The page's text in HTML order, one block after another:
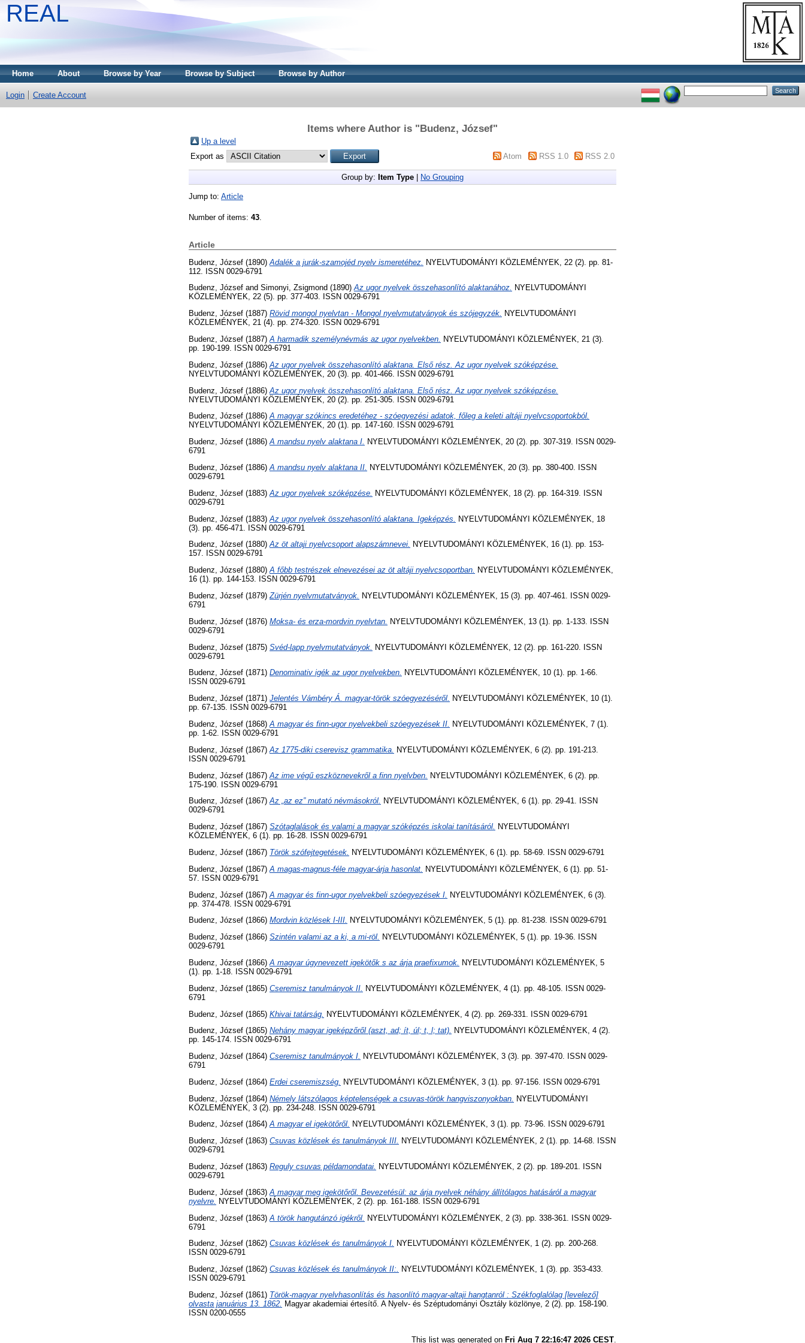
REAL
Home About Browse by Year Browse by Subject Browse by Author
Login Create Account
Items where Author is "Budenz, József"
Up a level
Export as
Atom RSS 1.0 RSS 2.0
Group by: Item Type No Grouping
Jump to: Article
Number of items: 43
Article
Budenz, József (1890) Adalék a jurák-szamojéd nyelv ismeretéhez. NYELVTUDOMÁNYI KÖZLEMÉNYEK, 22 (2). pp. 81-
112. ISSN 0029-6791
Budenz, József and Simonyi, Zsigmond (1890)Az ugor nyelvek összehasonlító alaktanához. NYELVTUDOMÁNYI
KÖZLEMÉNYEK, 22 (5). pp. 377-403. ISSN 0029-6791
Budenz, József (1887) Rövid mongol nyelvtan - Mongol nyelvmutatványok és szójegyzék. NYELVTUDOMÁNYI
KÖZLEMÉNYEK, 21 (4). pp. 274-320. ISSN 0029-6791
Budenz, József (1887) A harmadik személynévmás az ugor nyelvekben.
NYELVTUDOMÁNYI KÖZLEMÉNYEK, 21 (3).
pp. 190-199. ISSN 0029-6791
Budenz, József (1886) Az ugor nyelvek összehasonlító alaktana. Első rész. Az ugor nyelvek szóképzése.
NYELVTUDOMÁNYI KÖZLEMÉNYEK, 20 (3). pp. 401-466. ISSN 0029-6791
Budenz, József (1886) Az ugor nyelvek összehasonlító alaktana. Első rész. Az ugor nyelvek szóképzése.
NYELVTUDOMÁNYI KÖZLEMÉNYEK, 20 (2). pp. 251-305. ISSN 0029-6791
Budenz, József (1886)A magyar szókincs eredetéhez - szóegyezési adatok, főleg a keleti altáji nyelvcsoportokból.
NYELVTUDOMÁNYI KÖZLEMÉNYEK, 20 (1). pp. 147-160. ISSN 0029-6791
Budenz, József (1886)A mandsu nyelv alaktana I. NYELVTUDOMÁNYI KÖZLEMÉNYEK, 20 (2). pp. 307-319. ISSN 0029-
6791
Budenz, József (1886) A mandsu nyelv alaktana II.
NYELVTUDOMÁNYI KÖZLEMÉNYEK, 20 (3). pp. 380-400. ISSN
0029-6791
Budenz, József (1883) Az ugor nyelvek szóképzése.
NYELVTUDOMÁNYI KÖZLEMÉNYEK, 18 (2). pp. 164-319. ISSN
0029-6791
Budenz, József (1883) Az ugor nyelvek összehasonlító alaktana. Igeképzés.
NYELVTUDOMÁNYI KÖZLEMÉNYEK, 18
(3). pp. 456-471. ISSN 0029-6791
Budenz, József (1880)Az öt altaji nyelvcsoport alapszámnevei. NYELVTUDOMÁNYI KÖZLEMÉNYEK, 16 (1). pp. 153-
157. ISSN 0029-6791
Budenz, József (1880)A főbb testrészek elnevezései az öt altáji nyelvcsoportban. NYELVTUDOMÁNYI KÖZLEMÉNYEK,
16 (1). pp. 144-153. ISSN 0029-6791
Budenz, József (1879) Zürjén nyelvmutatványok.
NYELVTUDOMÁNYI KÖZLEMÉNYEK, 15 (3). pp. 407-461. ISSN 0029-
6791
Budenz, József (1876) Moksa- és erza-mordvin nyelvtan.
NYELVTUDOMÁNYI KÖZLEMÉNYEK, 13 (1). pp. 1-133. ISSN
0029-6791
Budenz, József (1875) Svéd-lapp nyelvmutatványok. NYELVTUDOMÁNYI KÖZLEMÉNYEK, 12 (2). pp. 161-220. ISSN
0029-6791
Budenz, József (1871) Denominativ igék az ugor nyelvekben. NYELVTUDOMÁNYI KÖZLEMÉNYEK, 10 (1). pp. 1-66.
ISSN 0029-6791
Budenz, József (1871) Jelentés Vámbéry Á. magyar-török szóegyezéséről. NYELVTUDOMÁNYI KÖZLEMÉNYEK, 10 (1).
pp. 67-135. ISSN 0029-6791
Budenz, József (1868) A magyar és finn-ugor nyelvekbeli szóegyezések II.
NYELVTUDOMÁNYI KÖZLEMÉNYEK, 7 (1).
pp. 1-62. ISSN 0029-6791
Budenz, József (1867) Az 1775-diki cserevisz grammatika. NYELVTUDOMÁNYI KÖZLEMÉNYEK, 6 (2). pp. 191-213.
ISSN 0029-6791
Budenz, József (1867) Az ime végű eszköznevekről a finn nyelvben. NYELVTUDOMÁNYI KÖZLEMÉNYEK, 6 (2). pp.
175-190. ISSN 0029-6791
Budenz, József (1867)Az „az ez” mutató névmásokról. NYELVTUDOMÁNYI KÖZLEMÉNYEK, 6 (1). pp. 29-41. ISSN
0029-6791
Budenz, József (1867) Szótaglalások és valami a magyar szóképzés iskolai tanításáról. NYELVTUDOMÁNYI
KÖZLEMÉNYEK, 6 (1). pp. 16-28. ISSN 0029-6791
Budenz, József (1867) Török szófejtegetések.
NYELVTUDOMÁNYI KÖZLEMÉNYEK, 6 (1). pp. 58-69. ISSN 0029-6791
Budenz, József (1867) A magas-magnus-féle magyar-árja hasonlat. NYELVTUDOMÁNYI KÖZLEMÉNYEK, 6 (1). pp. 51-
57. ISSN 0029-6791
Budenz, József (1867) A magyar és finn-ugor nyelvekbeli szóegyezések I. NYELVTUDOMÁNYI KÖZLEMÉNYEK, 6 (3).
pp. 374-478. ISSN 0029-6791
Budenz, József (1866) Mordvin közlések I-III. NYELVTUDOMÁNYI KÖZLEMÉNYEK, 5 (1). pp. 81-238. ISSN 0029-6791
Budenz, József (1866) Szintén valami az a ki, a mi-röl. NYELVTUDOMÁNYI KÖZLEMÉNYEK, 5 (1). pp. 19-36. ISSN
0029-6791
Budenz, József (1866) A magyar úgynevezett igekötők s az árja praefixumok.
NYELVTUDOMÁNYI KÖZLEMÉNYEK, 5
(1). pp. 1-18. ISSN 0029-6791
Budenz, József (1865) Cseremisz tanulmányok II. NYELVTUDOMÁNYI KÖZLEMÉNYEK, 4 (1). pp. 48-105. ISSN 0029-
6791
Budenz, József (1865) Khivai tatárság. NYELVTUDOMÁNYI KÖZLEMÉNYEK, 4 (2). pp. 269-331. ISSN 0029-6791
Budenz, József (1865) Nehány magyar igeképzőről (aszt, ad; ít, úl; t, l; tat). NYELVTUDOMÁNYI KÖZLEMÉNYEK, 4 (2).
pp. 145-174. ISSN 0029-6791
Budenz, József (1864) Cseremisz tanulmányok I. NYELVTUDOMÁNYI KÖZLEMÉNYEK, 3 (3). pp. 397-470. ISSN 0029-
6791
Budenz, József (1864) Erdei cseremiszség.
NYELVTUDOMÁNYI KÖZLEMÉNYEK, 3 (1). pp. 97-156. ISSN 0029-6791
Budenz, József (1864) Némely látszólagos képtelenségek a csuvas-török hangviszonyokban. NYELVTUDOMÁNYI
KÖZLEMÉNYEK, 3 (2). pp. 234-248. ISSN 0029-6791
Budenz, József (1864)A magyar el igekötőről. NYELVTUDOMÁNYI KÖZLEMÉNYEK, 3 (1). pp. 73-96. ISSN 0029-6791
Budenz, József (1863) Csuvas közlések és tanulmányok III. NYELVTUDOMÁNYI KÖZLEMÉNYEK, 2 (1). pp. 14-68. ISSN
0029-6791
Budenz, József (1863) Reguly csuvas példamondatai. NYELVTUDOMÁNYI KÖZLEMÉNYEK, 2 (2). pp. 189-201. ISSN
0029-6791
Budenz, József (1863) A magyar meg igekötőről. Bevezetésül: az árja nyelvek néhány állítólagos hatásáról a magyar
nyelvre.
NYELVTUDOMÁNYI KÖZLEMÉNYEK, 2 (2). pp. 161-188. ISSN 0029-6791
Budenz, József (1863) A török hangutánzó igékről. NYELVTUDOMÁNYI KÖZLEMÉNYEK, 2 (3). pp. 338-361. ISSN 0029-
6791
Budenz, József (1862) Csuvas közlések és tanulmányok I. NYELVTUDOMÁNYI KÖZLEMÉNYEK, 1 (2). pp. 200-268.
ISSN 0029-6791
Budenz, József (1862) Csuvas közlések és tanulmányok II:. NYELVTUDOMÁNYI KÖZLEMÉNYEK, 1 (3). pp. 353-433.
ISSN 0029-6791
Budenz, József (1861) Török-magyar nyelvhasonlítás és hasonlító magyar-altaji hangtanról : Székfoglalólag [levelező]
olvasta januárius 13. 1862. Magyar akademiai értesítő. A Nyelv- és Széptudományi Osztály közlönye, 2 (2). pp. 158-190.
ISSN 0200-0555
This list was generated on Fri Aug 7 22:16:47 2026 CEST.